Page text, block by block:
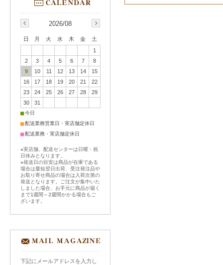
2026/08
日 月 火 水 木 金
土
1
2
3 4 5 6 7
8
9
10 11 12 13 14
15
16
17 18 19 20 21
22
23
24 25 26 27 28
29
30
31
■今日
■配送業務営業日・実店舗定休日
■配送業務・実店舗定休日
★実店舗、配送センターは日曜・祝
日休みとなります。
★発送日の目安は商品が在庫である
場合は最短翌日出荷、受注発注品や
お取り寄せ商品の場合は入荷次第の
発送となります。ご注文が集中いた
しました場合、お手元に商品が届く
まで1週間～2週間かかる場合もご
ざいます。
下記にメールアドレスを入力し